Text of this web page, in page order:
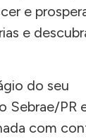
e
e
do seu
Sebrae/PR
com